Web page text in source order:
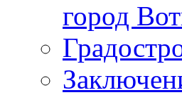
город